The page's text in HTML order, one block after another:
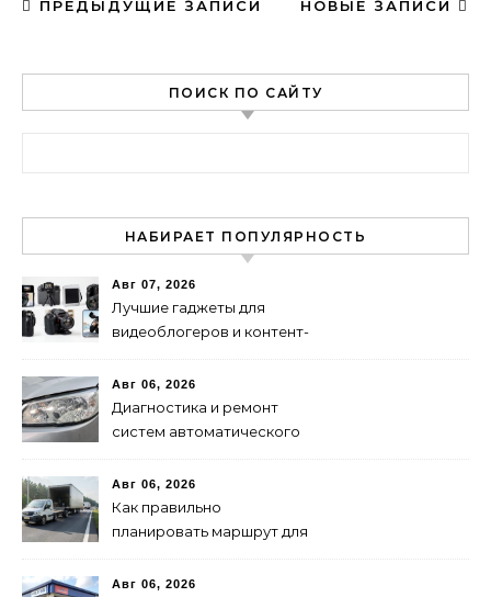
ПРЕДЫДУЩИЕ ЗАПИСИ НОВЫЕ ЗАПИСИ
ПОИСК ПО САЙТУ
НАБИРАЕТ ПОПУЛЯРНОСТЬ
Авг 07, 2026
Лучшие гаджеты для
видеоблогеров и контент-
Авг 06, 2026
Диагностика и ремонт
систем автоматического
советы и рекомендации
Авг 06, 2026
Как правильно
планировать маршрут для
и методы
Авг 06, 2026